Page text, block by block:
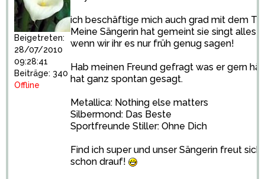
Beigetreten:
28/07/2010
09:28:41
Beiträge: 340
Offline
ich beschäftige mich auch grad mit dem
Meine Sängerin hat gemeint sie singt alles
wenn wir ihr es nur früh genug sagen!
Hab meinen Freund gefragt was er gern
hat ganz spontan gesagt.
Metallica: Nothing else matters
Silbermond: Das Beste
Sportfreunde Stiller: Ohne Dich
Find ich super und unser Sängerin freut sich
schon drauf!